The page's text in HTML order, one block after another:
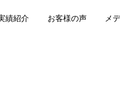
績紹介 お客様の声 メ